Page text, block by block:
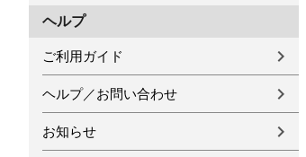
ヘルプ
ご利用ガイド
ヘルプ／お問い合わせ
お知らせ